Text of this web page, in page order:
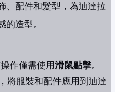
、配件和髮型，為迪達拉
造型。
作僅需使用滑鼠點擊。
將服裝和配件應用到迪達